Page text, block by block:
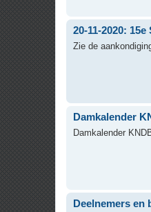
20-11-2020:
Zie de
Damkalender
Damkalender
Deelnemers en